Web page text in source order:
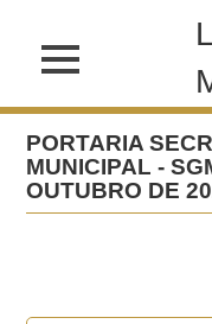
PORTARIA
MUNICIPAL -
OUTUBRO DE